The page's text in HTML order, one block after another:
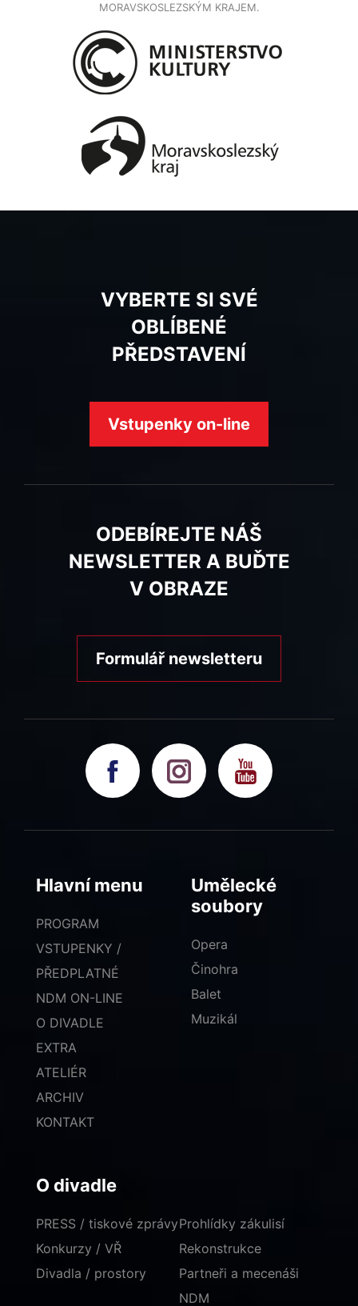
MORAVSKOSLEZSKÝM KRAJEM.
VYBERTE SI SVÉ
OBLÍBENÉ
PŘEDSTAVENÍ
Vstupenky on-line
ODEBÍREJTE NÁŠ
NEWSLETTER A BUĎTE
V OBRAZE
Formulář newsletteru
Hlavní menu
PROGRAM
VSTUPENKY /
PŘEDPLATNÉ
NDM ON-LINE
O DIVADLE
EXTRA
ATELIÉR
ARCHIV
KONTAKT
Umělecké
soubory
Opera
Činohra
Balet
Muzikál
O divadle
PRESS / tiskové zprávy
Konkurzy / VŘ
Divadla / prostory
Prohlídky zákulisí
Rekonstrukce
Partneři a mecenáši
NDM